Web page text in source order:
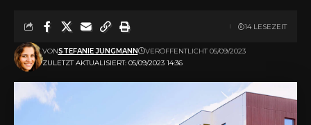
ZULETZT AKTUALISIERT: 05/09/2023 14:36
VONSTEFANIE JUNGMANN VERÖFFENTLICHT 05/09/2023
14 LESEZEIT